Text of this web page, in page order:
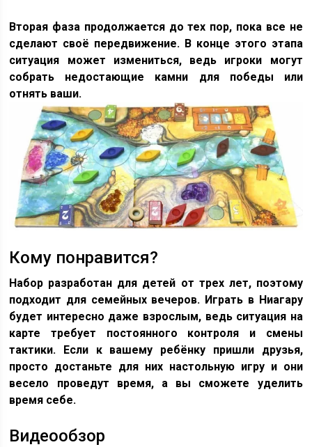
Вторая фаза продолжается до тех пор, пока все не
сделают своё передвижение. В конце этого этапа
ситуация может измениться, ведь игроки могут
собрать недостающие камни для победы или
отнять ваши.
Кому понравится?
Набор разработан для детей от трех лет, поэтому
подходит для семейных вечеров. Играть в Ниагару
будет интересно даже взрослым, ведь ситуация на
карте требует постоянного контроля и смены
тактики. Если к вашему ребёнку пришли друзья,
просто достаньте для них настольную игру и они
весело проведут время, а вы сможете уделить
время себе.
Видеообзор